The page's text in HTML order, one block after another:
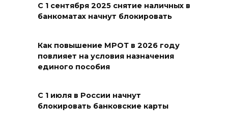
тысяч детей: в Ростовской
области продолжается
07 августа 2026 18:30
в донской столице
07 августа 2026 18:28
С 1 сентября 2025 снятие наличных в
банкоматах начнут блокировать
Как повышение МРОТ в 2026 году
повлияет на условия назначения
единого пособия
С 1 июля в России начнут
блокировать банковские карты